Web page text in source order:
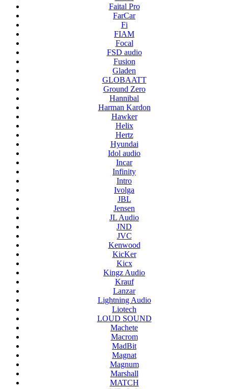
Faital Pro
FarCar
Fi
FIAM
Focal
FSD audio
Fusion
Gladen
GLOBAATT
Ground Zero
Hannibal
Harman Kardon
Hawker
Helix
Hertz
Hyundai
Idol audio
Incar
Infinity
Intro
Ivolga
JBL
Jensen
JL Audio
JND
JVC
Kenwood
KicKer
Kicx
Kingz Audio
Krauf
Lanzar
Lightning Audio
Liotech
LOUD SOUND
Machete
Macrom
MadBit
Magnat
Magnum
Marshall
MATCH